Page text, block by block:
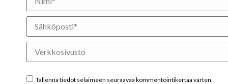
Sähköposti *
Verkkosivusto
Tallenna tiedot selaimeen seuraavaa kommentointikertaa varten.